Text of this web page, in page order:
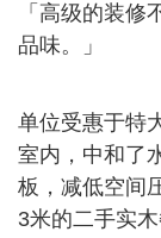
「高级的装
品味。」
单位受惠于特
室内，中和了
板，减低空间
3米的二手实